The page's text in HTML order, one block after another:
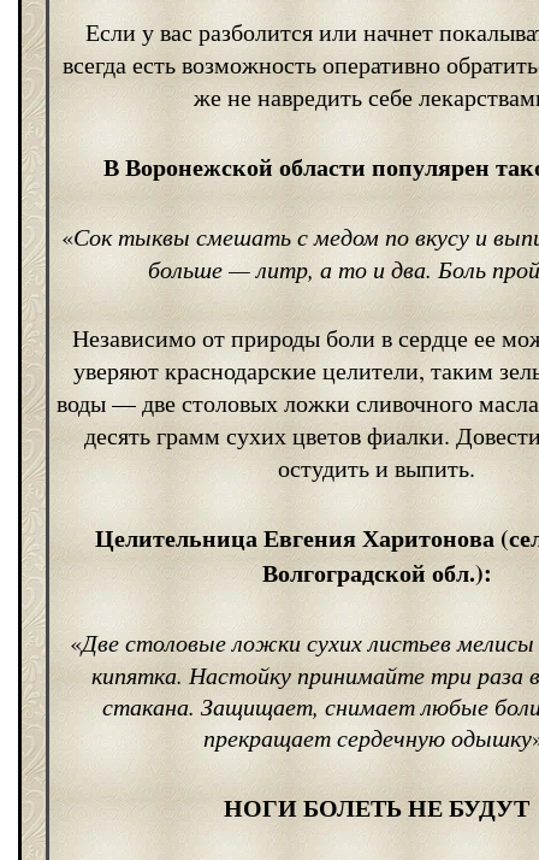
Если у вас разболится или начнет
всегда есть возможность оперативно
же не навредить себе
В Воронежской области популярен
«Сок тыквы смешать с медом по вкусу и
больше — литр, а то и два. Боль
Независимо от природы боли в сердце ее
уверяют краснодарские целители, таким
воды — две столовых ложки сливочного
десять грамм сухих цветов фиалки.
остудить и выпить.
Целительница Евгения Харитонова
Волгоградской обл.):
«Две столовые ложки сухих листьев
кипятка. Настойку принимайте три раза
стакана. Защищает, снимает любые
прекращает сердечную одышку
НОГИ БОЛЕТЬ НЕ БУДУТ